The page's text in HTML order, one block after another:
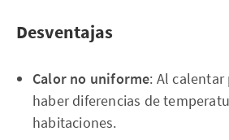
Desventajas
Calor no uniforme: Al calentar
haber diferencias de
habitaciones.